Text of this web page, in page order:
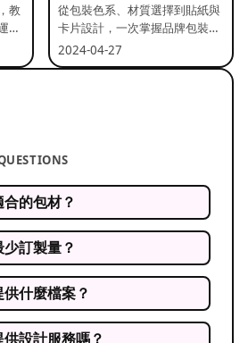
教
送
從包裝色系、材質選擇到貼紙與
卡片設計，一次掌握品牌包裝的
關鍵要素。
2024-04-27
的包材？
訂製量？
什麼檔案？
設計服務嗎？